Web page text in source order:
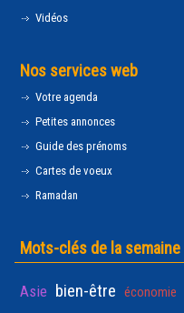
Vidéos
Nos services web
Votre agenda
Petites annonces
Guide des prénoms
Cartes de voeux
Ramadan
Mots-clés de la semaine
Asie bien-être économie